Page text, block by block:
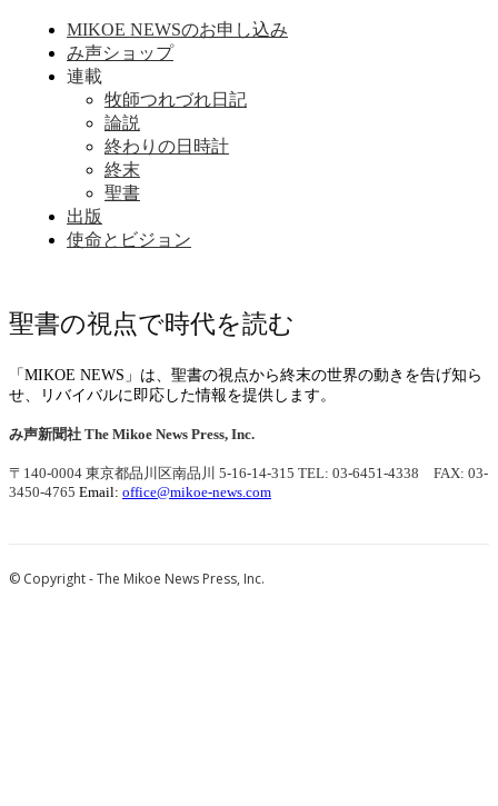
MIKOE NEWSのお申し込み
み声ショップ
連載
牧師つれづれ日記
論説
終わりの日時計
終末
聖書
出版
使命とビジョン
聖書の視点で時代を読む
「MIKOE NEWS」は、聖書の視点から終末の世界の動きを告げ知ら
せ、リバイバルに即応した情報を提供します。
み声新聞社 The Mikoe News Press, Inc.
〒140-0004 東京都品川区南品川 5-16-14-315 TEL: 03-6451-4338 FAX: 03-
3450-4765 Email: office@mikoe-news.com
© Copyright - The Mikoe News Press, Inc.